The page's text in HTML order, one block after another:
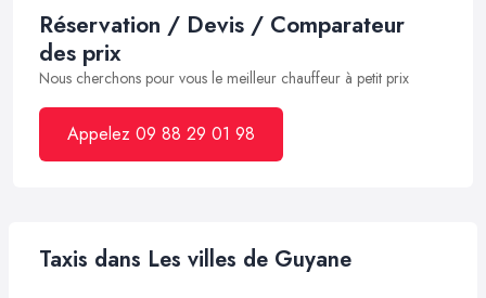
Réservation / Devis / Comparateur
des prix
Nous cherchons pour vous le meilleur chauffeur à petit prix
Appelez 09 88 29 01 98
Taxis dans Les villes de Guyane